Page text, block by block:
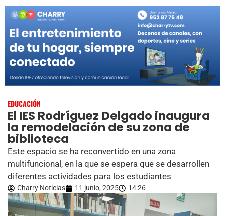
EDUCACIÓN
El IES Rodríguez Delgado inaugura
la remodelación de su zona de
biblioteca
Este espacio se ha reconvertido en una zona
multifuncional, en la que se espera que se desarrollen
diferentes actividades para los estudiantes
Charry Noticias 11 junio, 2025 14:26